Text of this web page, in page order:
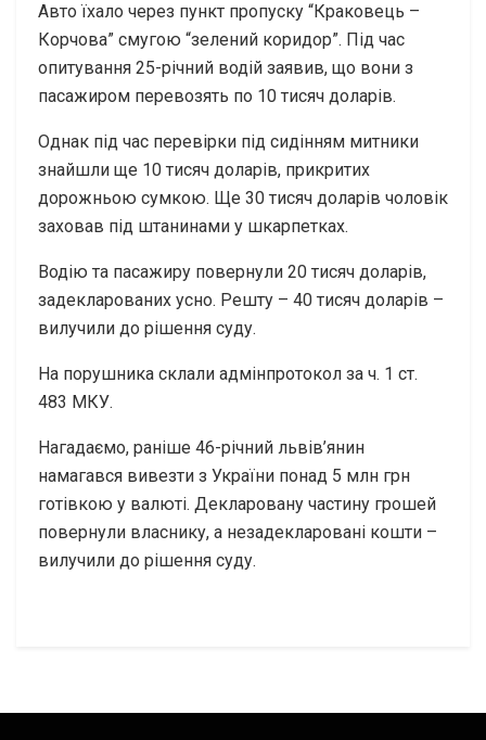
Авто їхало через пункт пропуску “Краковець –
Корчова” смугою “зелений коридор”. Під час
опитування 25-річний водій заявив, що вони з
пасажиром перевозять по 10 тисяч доларів.
Однак під час перевірки під сидінням митники
знайшли ще 10 тисяч доларів, прикритих
дорожньою сумкою. Ще 30 тисяч доларів чоловік
заховав під штанинами у шкарпетках.
Водію та пасажиру повернули 20 тисяч доларів,
задекларованих усно. Решту – 40 тисяч доларів –
вилучили до рішення суду.
На порушника склали адмінпротокол за ч. 1 ст.
483 МКУ.
Нагадаємо, раніше 46-річний львів’янин
намагався вивезти з України понад 5 млн грн
готівкою у валюті. Декларовану частину грошей
повернули власнику, а незадекларовані кошти –
вилучили до рішення суду.